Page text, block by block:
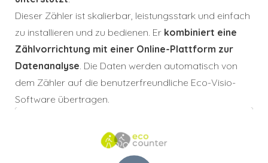
Dieser Zähler ist skalierbar, leistungsstark und einfach
zu installieren und zu bedienen. Er kombiniert eine
Zählvorrichtung mit einer Online-Plattform zur
Datenanalyse. Die Daten werden automatisch von
dem Zähler auf die benutzerfreundliche Eco-Visio-
Software übertragen.